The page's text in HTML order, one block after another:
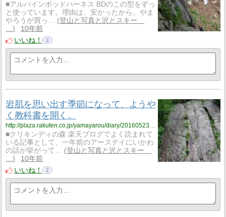
■アルパインボッドハーネス BDのこの型をずっ
と使っています。理由は、安かったから。やま
やろうが買っ…
登山と写真と沢とスキー
…
10年前
いいね！
3
岩肌を思い出す季節になって、ようや
く教科書を開く。
■クリキンディの森 楽天ブログでよく読まれて
いる記事として、一年前のアースデイにいかわ
の話が挙がって…
登山と写真と沢とスキー
…
10年前
いいね！
2